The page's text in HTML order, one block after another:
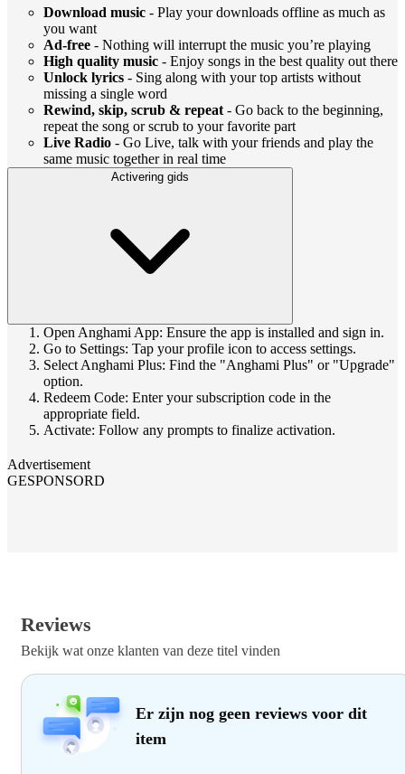
Download music - Play your downloads offline as much as
you want
Ad-free - Nothing will interrupt the music you’re playing
High quality music - Enjoy songs in the best quality out there
Unlock lyrics - Sing along with your top artists without
missing a single word
Rewind, skip, scrub & repeat - Go back to the beginning,
repeat the song or scrub to your favorite part
Live Radio - Go Live, talk with your friends and play the
same music together in real time
Activering gids
Open Anghami App: Ensure the app is installed and sign in.
Go to Settings: Tap your profile icon to access settings.
Select Anghami Plus: Find the "Anghami Plus" or "Upgrade"
option.
Redeem Code: Enter your subscription code in the
appropriate field.
Activate: Follow any prompts to finalize activation.
Advertisement
GESPONSORD
Reviews
Bekijk wat onze klanten van deze titel vinden
Er zijn nog geen reviews voor dit
item